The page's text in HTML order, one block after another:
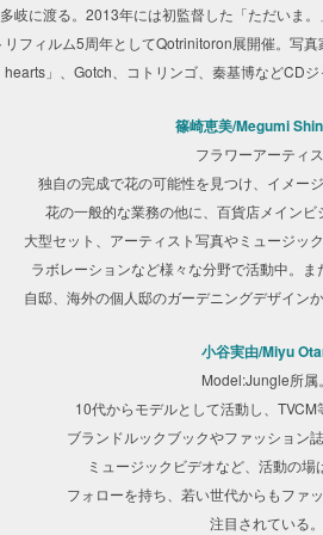
多岐に渡る。2013年には初監督した「ただいま。
リフィルム5周年としてQotrinitoron展開催。写
」、Gotch、コトリンゴ、秦基博などCD
篠崎恵美/Megumi
フラワーアーティ
独自の完成で花の可能性を見つけ、イメー
花の一般的な業務の他に、百貨店メイン
大型セット、アーティスト写真やミュージッ
ラボレーションなど様々な分野で活動中。
自邸、海外の個人邸のガーデニングデザイン
小谷実由/Miyu
Model:Jungle所属。
10代からモデルとして活動し、TVCM
ブランドルックブックやファッション
ミュージックビデオなど、活動の
フォローを持ち、若い世代からもファ
注目されている。